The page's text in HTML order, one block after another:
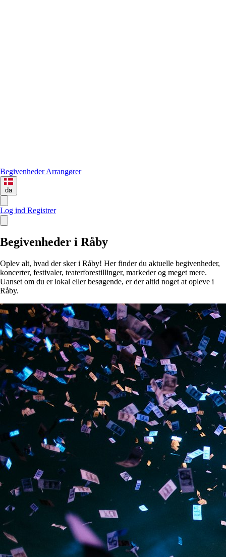
BegivenhederArrangører
da
Log ind Registrer
Begivenheder i Råby
Oplev alt, hvad der sker i Råby! Her finder du aktuelle begivenheder,
koncerter, festivaler, teaterforestillinger, markeder og meget mere.
Uanset om du er lokal eller besøgende, er der altid noget at opleve i
Råby.